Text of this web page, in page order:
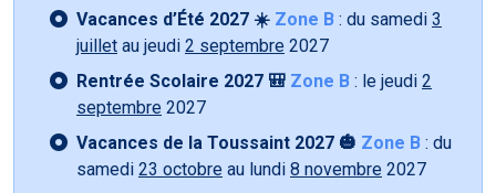
Vacances d’Été 2027 ☀️ Zone B : du samedi 3
juillet au jeudi 2 septembre 2027
Rentrée Scolaire 2027 🎒 Zone B : le jeudi 2
septembre 2027
Vacances de la Toussaint 2027 🎃 Zone B : du
samedi 23 octobre au lundi 8 novembre 2027